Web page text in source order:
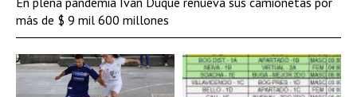
más de $ 9 mil 600 millones